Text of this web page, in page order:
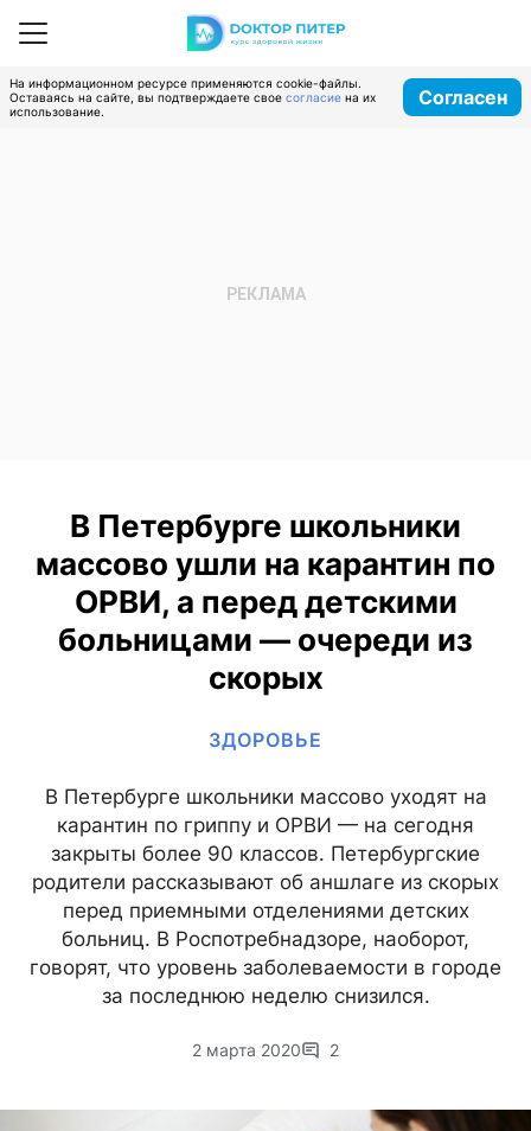
На информационном ресурсе применяются cookie-файлы.
Оставаясь на сайте, вы подтверждаете свое согласие на их
использование.
Согласен
В Петербурге школьники
массово ушли на карантин по
ОРВИ, а перед детскими
больницами — очереди из
скорых
ЗДОРОВЬЕ
В Петербурге школьники массово уходят на
карантин по гриппу и ОРВИ — на сегодня
закрыты более 90 классов. Петербургские
родители рассказывают об аншлаге из скорых
перед приемными отделениями детских
больниц. В Роспотребнадзоре, наоборот,
говорят, что уровень заболеваемости в городе
за последнюю неделю снизился.
2 марта 2020 2